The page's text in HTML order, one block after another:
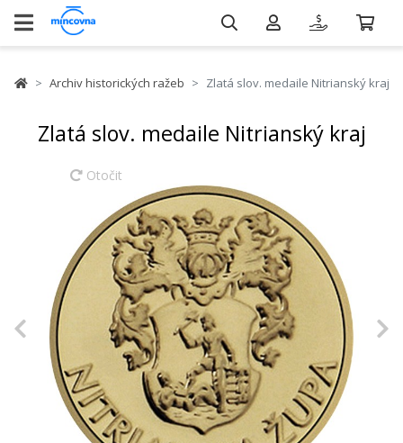
Archiv historických ražeb Zlatá slov. medaile Nitrianský kraj
Zlatá slov. medaile Nitrianský kraj
Otočit
Previous